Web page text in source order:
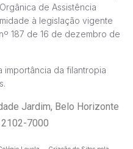
de Assistência
à legislação vigente
187 de 16 de dezembro de
importância da filantropia
Jardim, Belo Horizonte
7000